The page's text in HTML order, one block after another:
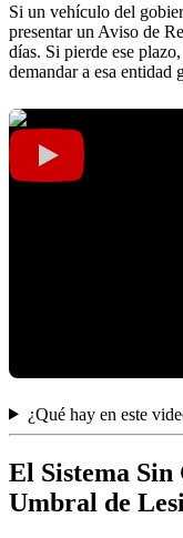
Si un vehículo del
presentar un Aviso de
días. Si pierde ese
demandar a esa entidad
¿Qué hay en este
El Sistema Sin
Umbral de